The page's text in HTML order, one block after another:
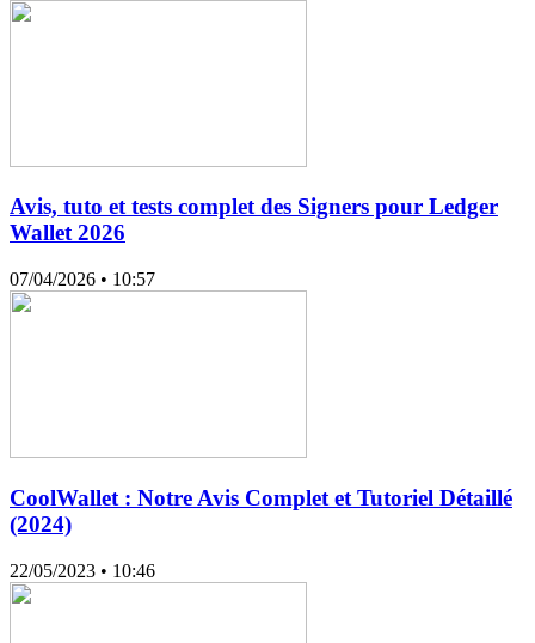
Avis, tuto et tests complet des Signers pour Ledger
Wallet 2026
07/04/2026 • 10:57
CoolWallet : Notre Avis Complet et Tutoriel Détaillé
(2024)
22/05/2023 • 10:46